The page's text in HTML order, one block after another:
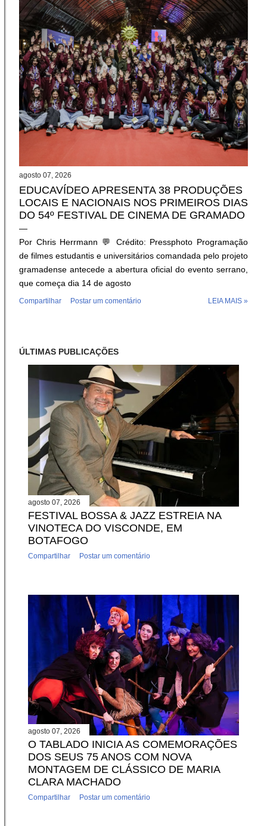
e
s
agosto 07, 2026
EDUCAVÍDEO APRESENTA 38 PRODUÇÕES
LOCAIS E NACIONAIS NOS PRIMEIROS DIAS
DO 54º FESTIVAL DE CINEMA DE GRAMADO
Por Chris Herrmann 💬 Crédito: Pressphoto Programação
de filmes estudantis e universitários comandada pelo projeto
gramadense antecede a abertura oficial do evento serrano,
que começa dia 14 de agosto
Compartilhar Postar um comentário LEIA MAIS »
ÚLTIMAS PUBLICAÇÕES
agosto 07, 2026
FESTIVAL BOSSA & JAZZ ESTREIA NA
VINOTECA DO VISCONDE, EM
BOTAFOGO
Compartilhar Postar um comentário
agosto 07, 2026
O TABLADO INICIA AS COMEMORAÇÕES
DOS SEUS 75 ANOS COM NOVA
MONTAGEM DE CLÁSSICO DE MARIA
CLARA MACHADO
Compartilhar Postar um comentário